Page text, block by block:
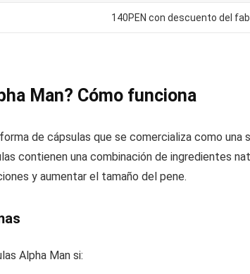
140PEN con descuento del
Man? Cómo funciona
de cápsulas que se comercializa como una
contienen una combinación de ingredientes
y aumentar el tamaño del pene.
Alpha Man si: